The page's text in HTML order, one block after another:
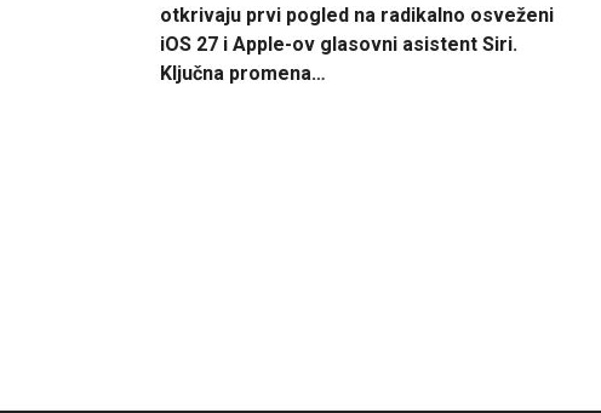
otkrivaju prvi pogled na radikalno osveženi
iOS 27 i Apple-ov glasovni asistent Siri.
Ključna promena…